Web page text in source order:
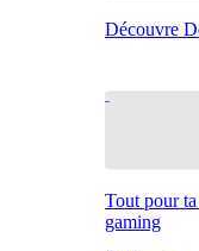
Découvre
Tout pour
gaming